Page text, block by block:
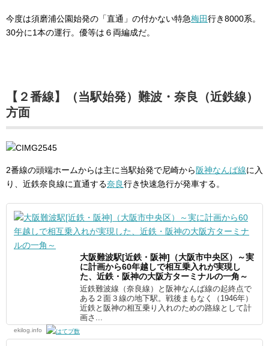
今度は須磨浦公園始発の「直通」の付かない特急梅田行き8000系。
30分に1本の運行。優等は６両編成だ。
【２番線】（当駅始発）難波・奈良（近鉄線）
方面
2番線の頭端ホームからは主に当駅始発で尼崎から 阪神なんば線に入
り、近鉄奈良線に直通する奈良行き快速急行が発車する。
大阪難波駅[近鉄・阪神]（大阪市中央区）～実
に計画から60年越しで相互乗入れが実現し
た、近鉄・阪神の大阪方ターミナルの一角～
近鉄難波線（奈良線）と阪神なんば線の起終点で
ある２面３線の地下駅。戦後まもなく（1946年）
近鉄と阪神の相互乗り入れのための路線として計
画さ...
ekilog.info